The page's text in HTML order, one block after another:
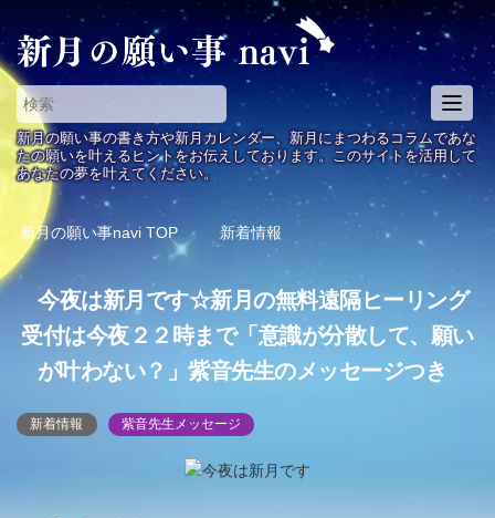
T
o
g
g
e
v
i
g
新月の願い事の書き方や新月カレンダー、新月にまつわるコラムであな
たの願いを叶えるヒントをお伝えしております。このサイトを活用して
あなたの夢を叶えてください。
新月の願い事navi TOP 新着情報
今夜は新月です☆新月の無料遠隔ヒーリング
受付は今夜２２時まで「意識が分散して、願い
が叶わない？」紫音先生のメッセージつき
新着情報 紫音先生メッセージ